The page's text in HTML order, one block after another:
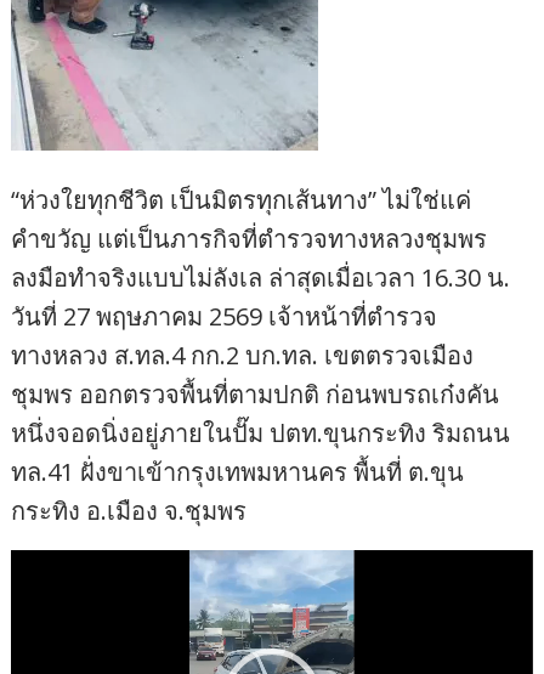
“ห่วงใยทุกชีวิต เป็นมิตรทุกเส้นทาง” ไม่ใช่แค่
คำขวัญ แต่เป็นภารกิจที่ตำรวจทางหลวงชุมพร
ลงมือทำจริงแบบไม่ลังเล ล่าสุดเมื่อเวลา 16.30 น.
วันที่ 27 พฤษภาคม 2569 เจ้าหน้าที่ตำรวจ
ทางหลวง ส.ทล.4 กก.2 บก.ทล. เขตตรวจเมือง
ชุมพร ออกตรวจพื้นที่ตามปกติ ก่อนพบรถเก๋งคัน
หนึ่งจอดนิ่งอยู่ภายในปั๊ม ปตท.ขุนกระทิง ริมถนน
ทล.41 ฝั่งขาเข้ากรุงเทพมหานคร พื้นที่ ต.ขุน
กระทิง อ.เมือง จ.ชุมพร